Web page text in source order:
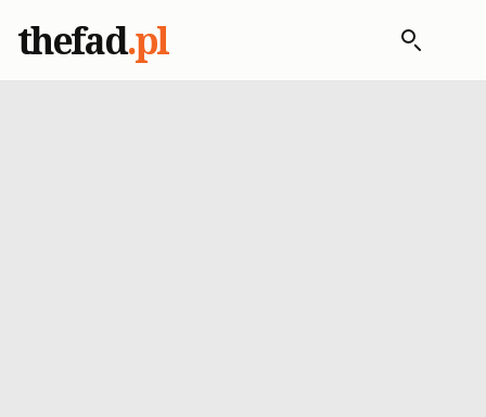
thefad.pl